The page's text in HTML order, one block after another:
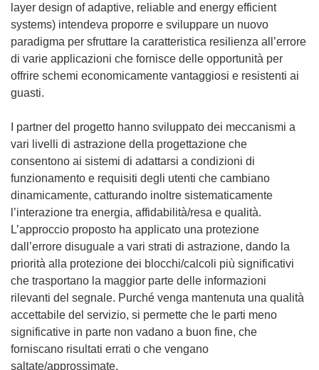
s
i
a
p
r
n
n
a
n
u
o
v
a
f
i
n
e
layer design of adaptive, reliable and energy efficient
systems) intendeva proporre e sviluppare un nuovo
paradigma per sfruttare la caratteristica resilienza all’errore
di varie applicazioni che fornisce delle opportunità per
offrire schemi economicamente vantaggiosi e resistenti ai
guasti.
I partner del progetto hanno sviluppato dei meccanismi a
vari livelli di astrazione della progettazione che
consentono ai sistemi di adattarsi a condizioni di
funzionamento e requisiti degli utenti che cambiano
dinamicamente, catturando inoltre sistematicamente
l’interazione tra energia, affidabilità/resa e qualità.
L’approccio proposto ha applicato una protezione
dall’errore disuguale a vari strati di astrazione, dando la
priorità alla protezione dei blocchi/calcoli più significativi
che trasportano la maggior parte delle informazioni
rilevanti del segnale. Purché venga mantenuta una qualità
accettabile del servizio, si permette che le parti meno
significative in parte non vadano a buon fine, che
forniscano risultati errati o che vengano
saltate/approssimate.